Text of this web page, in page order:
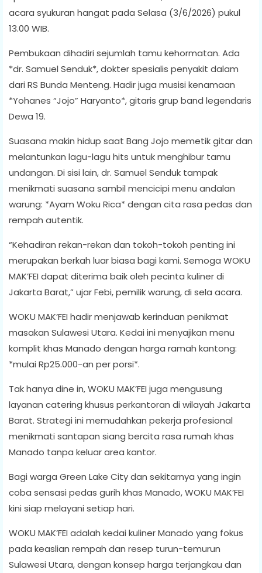
acara syukuran hangat pada Selasa (3/6/2026) pukul
13.00 WIB.
Pembukaan dihadiri sejumlah tamu kehormatan. Ada
*dr. Samuel Senduk*, dokter spesialis penyakit dalam
dari RS Bunda Menteng. Hadir juga musisi kenamaan
*Yohanes “Jojo” Haryanto*, gitaris grup band legendaris
Dewa 19.
Suasana makin hidup saat Bang Jojo memetik gitar dan
melantunkan lagu-lagu hits untuk menghibur tamu
undangan. Di sisi lain, dr. Samuel Senduk tampak
menikmati suasana sambil mencicipi menu andalan
warung: *Ayam Woku Rica* dengan cita rasa pedas dan
rempah autentik.
“Kehadiran rekan-rekan dan tokoh-tokoh penting ini
merupakan berkah luar biasa bagi kami. Semoga WOKU
MAK’FEI dapat diterima baik oleh pecinta kuliner di
Jakarta Barat,” ujar Febi, pemilik warung, di sela acara.
WOKU MAK’FEI hadir menjawab kerinduan penikmat
masakan Sulawesi Utara. Kedai ini menyajikan menu
komplit khas Manado dengan harga ramah kantong:
*mulai Rp25.000-an per porsi*.
Tak hanya dine in, WOKU MAK’FEI juga mengusung
layanan catering khusus perkantoran di wilayah Jakarta
Barat. Strategi ini memudahkan pekerja profesional
menikmati santapan siang bercita rasa rumah khas
Manado tanpa keluar area kantor.
Bagi warga Green Lake City dan sekitarnya yang ingin
coba sensasi pedas gurih khas Manado, WOKU MAK’FEI
kini siap melayani setiap hari.
WOKU MAK’FEI adalah kedai kuliner Manado yang fokus
pada keaslian rempah dan resep turun-temurun
Sulawesi Utara, dengan konsep harga terjangkau dan